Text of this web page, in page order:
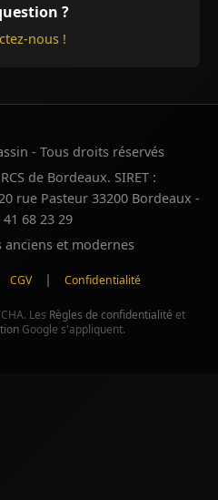
?
nous !
- Tous droits réservés
de Bordeaux. SIRET :
rue Pasteur 33200 Bordeaux -
41 68 23 29
et modernes
CGV | Confidentialité
Les Règles de confidentialité et
Google s'appliquent.